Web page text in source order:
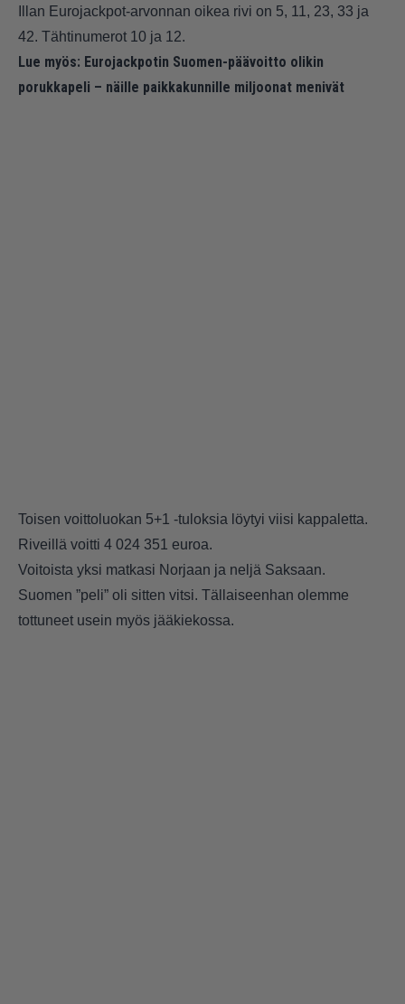
Illan Eurojackpot-arvonnan oikea rivi on 5, 11, 23, 33 ja
42. Tähtinumerot 10 ja 12.
Lue myös: Eurojackpotin Suomen-päävoitto olikin
porukkapeli – näille paikkakunnille miljoonat menivät
Toisen voittoluokan 5+1 -tuloksia löytyi viisi kappaletta.
Riveillä voitti 4 024 351 euroa.
Voitoista yksi matkasi Norjaan ja neljä Saksaan.
Suomen ”peli” oli sitten vitsi. Tällaiseenhan olemme
tottuneet usein myös jääkiekossa.